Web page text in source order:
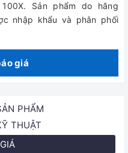
Sản phẩm do hãng
nhập khẩu và phân phối
giá
PHẨM
THUẬT